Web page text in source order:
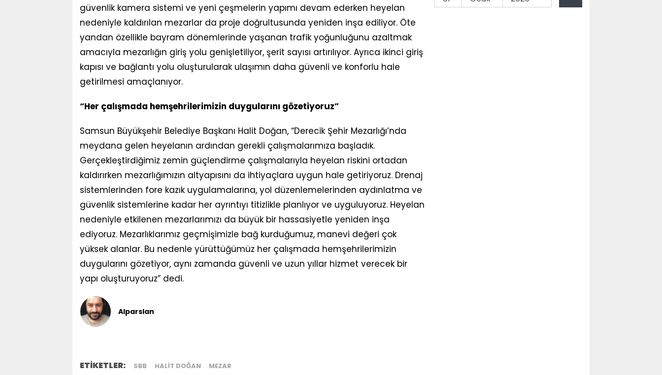
güvenlik kamera sistemi ve yeni çeşmelerin yapımı devam ederken heyelan
nedeniyle kaldırılan mezarlar da proje doğrultusunda yeniden inşa ediliyor. Öte
yandan özellikle bayram dönemlerinde yaşanan trafik yoğunluğunu azaltmak
amacıyla mezarlığın giriş yolu genişletiliyor, şerit sayısı artırılıyor. Ayrıca ikinci giriş
kapısı ve bağlantı yolu oluşturularak ulaşımın daha güvenli ve konforlu hale
getirilmesi amaçlanıyor.
“Her çalışmada hemşehrilerimizin duygularını gözetiyoruz”
Samsun Büyükşehir Belediye Başkanı Halit Doğan, “Derecik Şehir Mezarlığı’nda
meydana gelen heyelanın ardından gerekli çalışmalarımıza başladık.
Gerçekleştirdiğimiz zemin güçlendirme çalışmalarıyla heyelan riskini ortadan
kaldırırken mezarlığımızın altyapısını da ihtiyaçlara uygun hale getiriyoruz. Drenaj
sistemlerinden fore kazık uygulamalarına, yol düzenlemelerinden aydınlatma ve
güvenlik sistemlerine kadar her ayrıntıyı titizlikle planlıyor ve uyguluyoruz. Heyelan
nedeniyle etkilenen mezarlarımızı da büyük bir hassasiyetle yeniden inşa
ediyoruz. Mezarlıklarımız geçmişimizle bağ kurduğumuz, manevi değeri çok
yüksek alanlar. Bu nedenle yürüttüğümüz her çalışmada hemşehrilerimizin
duygularını gözetiyor, aynı zamanda güvenli ve uzun yıllar hizmet verecek bir
yapı oluşturuyoruz” dedi.
Alparslan
ETİKETLER: SBB HALIT DOĞAN MEZAR